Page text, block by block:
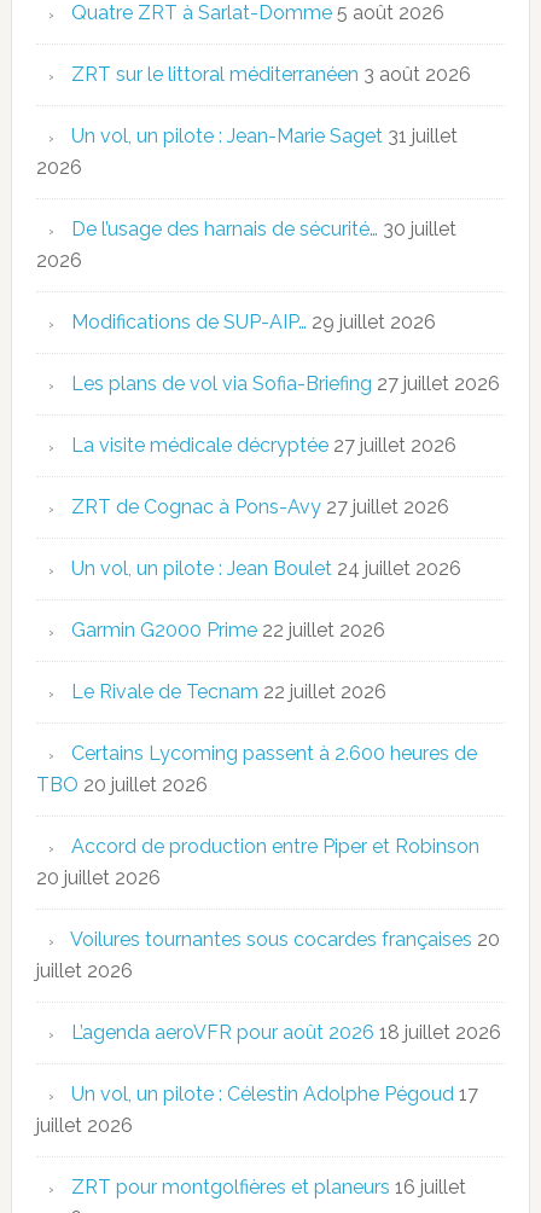
Quatre ZRT à Sarlat-Domme 5 août 2026
ZRT sur le littoral méditerranéen 3 août 2026
Un vol, un pilote : Jean-Marie Saget 31 juillet
2026
De l’usage des harnais de sécurité… 30 juillet
2026
Modifications de SUP-AIP… 29 juillet 2026
Les plans de vol via Sofia-Briefing 27 juillet 2026
La visite médicale décryptée 27 juillet 2026
ZRT de Cognac à Pons-Avy 27 juillet 2026
Un vol, un pilote : Jean Boulet 24 juillet 2026
Garmin G2000 Prime 22 juillet 2026
Le Rivale de Tecnam 22 juillet 2026
Certains Lycoming passent à 2.600 heures de
TBO 20 juillet 2026
Accord de production entre Piper et Robinson
20 juillet 2026
Voilures tournantes sous cocardes françaises 20
juillet 2026
L’agenda aeroVFR pour août 2026 18 juillet 2026
Un vol, un pilote : Célestin Adolphe Pégoud 17
juillet 2026
ZRT pour montgolfières et planeurs 16 juillet